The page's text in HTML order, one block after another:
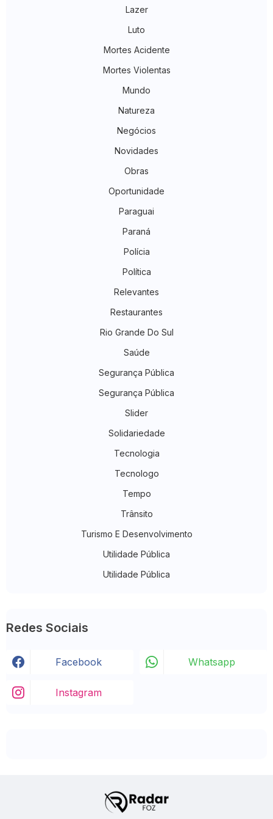
Lazer
Luto
Mortes Acidente
Mortes Violentas
Mundo
Natureza
Negócios
Novidades
Obras
Oportunidade
Paraguai
Paraná
Polícia
Política
Relevantes
Restaurantes
Rio Grande Do Sul
Saúde
Segurança Pública
Segurança Pública
Slider
Solidariedade
Tecnologia
Tecnologo
Tempo
Trânsito
Turismo E Desenvolvimento
Utilidade Pública
Utilidade Pública
Redes Sociais
Facebook Whatsapp
Instagram